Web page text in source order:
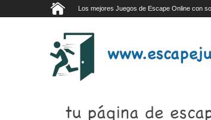
Los mejores Juegos de Escape Online con